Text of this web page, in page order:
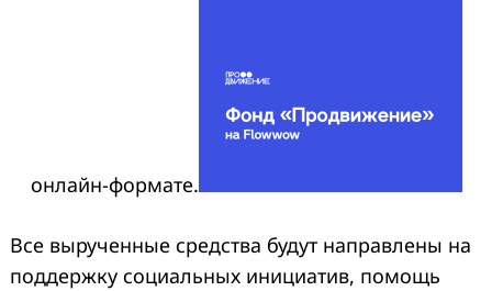
онлайн-формате.
Все вырученные средства будут направлены на
поддержку социальных инициатив, помощь